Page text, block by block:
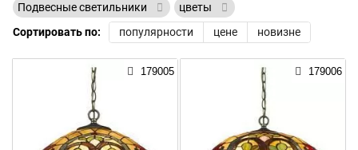
Подвесные светильники
цветы
Сортировать по:
популярности цене новизне
179005 179006